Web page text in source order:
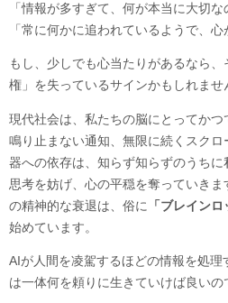
「情報が多すぎて、何が本当に大切な
「常に何かに追われているようで、
もし、少しでも心当たりがあるなら
権」を失っているサインかもしれませ
現代社会は、私たちの脳にとってかつ
鳴り止まない通知、無限に続くスク
器への依存は、知らず知らずのうち
思考を妨げ、心の平穏を奪っていきま
の精神的な衰退は、俗に
「ブレイン
始めています。
AIが人間を凌駕するほどの情報を処理
は一体何を頼りに生きていけば良いの